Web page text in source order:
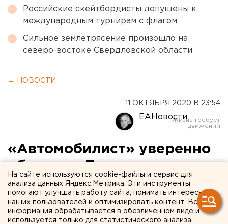
Российские скейтбордисты допущены к
международным турнирам с флагом
Сильное землетрясение произошло на
северо-востоке Свердловской области
← НОВОСТИ
11 ОКТЯБРЯ 2020 В 23:54
ЕАНовости
«Автомобилист» уверенно
обыграл «Трактор»
На сайте используются cookie-файлы и сервис для
анализа данных Яндекс.Метрика. Эти инструменты
помогают улучшать работу сайта, понимать интересы
наших пользователей и оптимизировать контент. Вся
информация обрабатывается в обезличенном виде и
используется только для статистического анализа.